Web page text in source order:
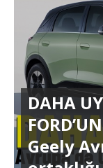
DAHA
Geely